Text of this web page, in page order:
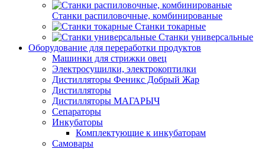
Станки распиловочные, комбинированые
Станки токарные
Станки универсальные
Оборудование для переработки продуктов
Машинки для стрижки овец
Электросушилки, электрокоптилки
Дистилляторы Феникс Добрый Жар
Дистилляторы
Дистилляторы МАГАРЫЧ
Сепараторы
Инкубаторы
Комплектующие к инкубаторам
Самовары